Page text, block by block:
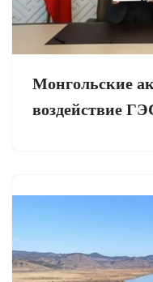
Монгольские
воздействие